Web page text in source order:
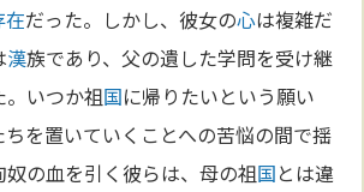
在だった。しかし、彼女の心は複雑だ
漢族であり、父の遺した学問を受け継
。いつか祖国に帰りたいという願い
ちを置いていくことへの苦悩の間で揺
奴の血を引く彼らは、母の祖国とは違